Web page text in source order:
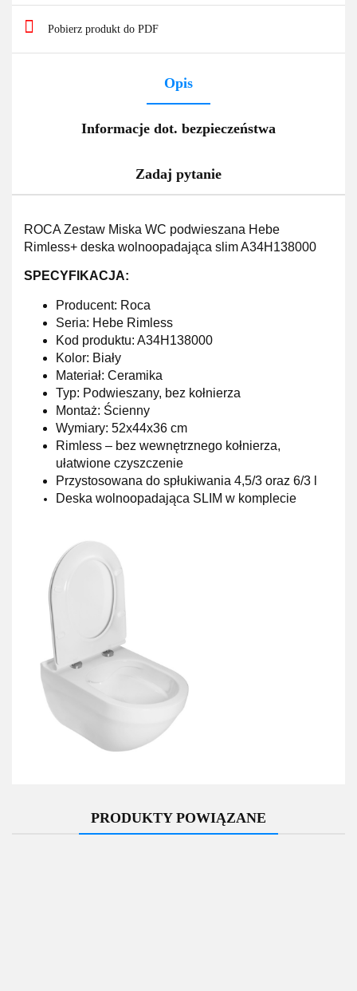
Pobierz produkt do PDF
Opis
Informacje dot. bezpieczeństwa
Zadaj pytanie
ROCA Zestaw Miska WC podwieszana Hebe
Rimless+ deska wolnoopadająca slim A34H138000
SPECYFIKACJA:
Producent: Roca
Seria: Hebe Rimless
Kod produktu: A34H138000
Kolor: Biały
Materiał: Ceramika
Typ: Podwieszany, bez kołnierza
Montaż: Ścienny
Wymiary: 52x44x36 cm
Rimless – bez wewnętrznego kołnierza,
ułatwione czyszczenie
Przystosowana do spłukiwania 4,5/3 oraz 6/3 l
Deska wolnoopadająca SLIM w komplecie
PRODUKTY POWIĄZANE